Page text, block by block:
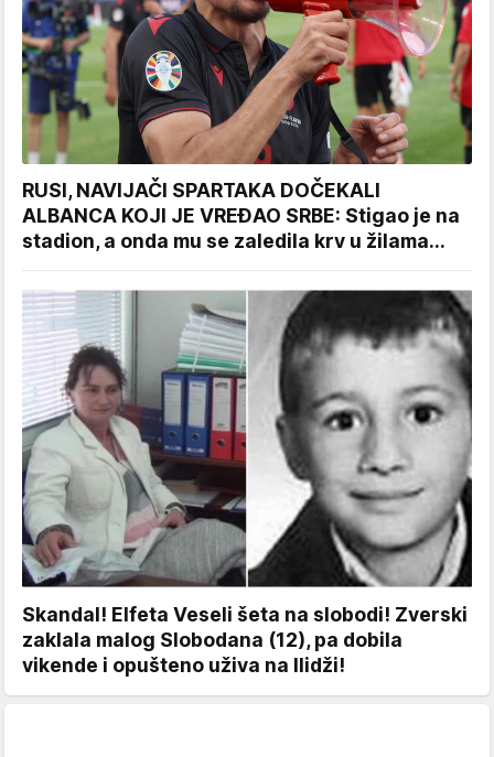
RUSI, NAVIJAČI SPARTAKA DOČEKALI
ALBANCA KOJI JE VREĐAO SRBE: Stigao je na
stadion, a onda mu se zaledila krv u žilama...
Skandal! Elfeta Veseli šeta na slobodi! Zverski
zaklala malog Slobodana (12), pa dobila
vikende i opušteno uživa na Ilidži!